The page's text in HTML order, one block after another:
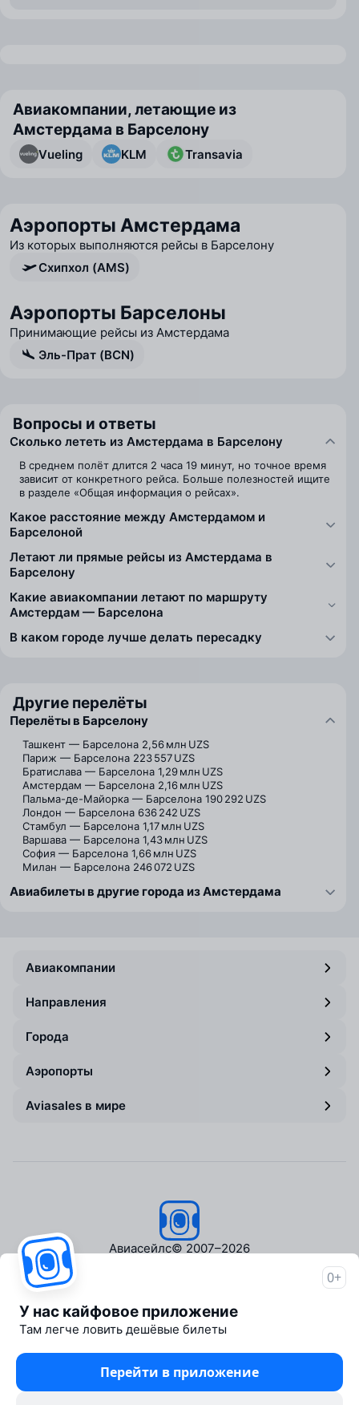
Авиакомпании, летающие из
Амстердама в Барселону
Vueling KLM Transavia
Аэропорты Амстердама
Из которых выполняются рейсы в Барселону
Схипхол (AMS)
Аэропорты Барселоны
Принимающие рейсы из Амстердама
Эль-Прат (BCN)
Вопросы и ответы
Сколько лететь из Амстердама в Барселону
В среднем полёт длится 2 часа 19 минут, но точное время
зависит от конкретного рейса. Больше полезностей ищите
в разделе «Общая информация о рейсах».
Какое расстояние между Амстердамом и
Барселоной
Летают ли прямые рейсы из Амстердама в
Барселону
Какие авиакомпании летают по маршруту
Амстердам — Барселона
В каком городе лучше делать пересадку
Другие перелёты
Перелёты в Барселону
Ташкент — Барселона 2,56 млн UZS
Париж — Барселона 223 557 UZS
Братислава — Барселона 1,29 млн UZS
Амстердам — Барселона 2,16 млн UZS
Пальма-де-Майорка — Барселона 190 292 UZS
Лондон — Барселона 636 242 UZS
Стамбул — Барселона 1,17 млн UZS
Варшава — Барселона 1,43 млн UZS
София — Барселона 1,66 млн UZS
Милан — Барселона 246 072 UZS
Авиабилеты в другие города из Амстердама
Авиакомпании
Направления
Города
Аэропорты
Aviasales в мире
Авиасейлс© 2007–2026
Пресс‑центр
Travelpayouts
Партнёрская программа
Медиа Yo'lovchi
Трэвел‑медиа Aviasales.uz
0+
У нас кайфовое приложение
Там легче ловить дешёвые билеты
Перейти в приложение